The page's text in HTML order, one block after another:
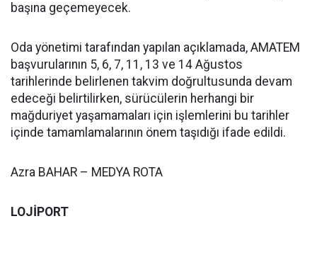
başına geçemeyecek.
Oda yönetimi tarafından yapılan açıklamada, AMATEM
başvurularının 5, 6, 7, 11, 13 ve 14 Ağustos
tarihlerinde belirlenen takvim doğrultusunda devam
edeceği belirtilirken, sürücülerin herhangi bir
mağduriyet yaşamamaları için işlemlerini bu tarihler
içinde tamamlamalarının önem taşıdığı ifade edildi.
Azra BAHAR – MEDYA ROTA
LOJİPORT